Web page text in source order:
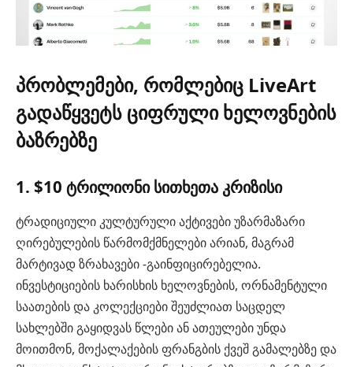
პრობლემები, რომლებიც LiveArt
გადაწყვეტს ციფრული ხელოვნების
ბაზრებზე
1. $10 ტრილიონი სითხეთა კრიზისი
ტრადიციული კულტურული აქტივები უზარმაზარი
ღირებულების წარმომქმნელები არიან, მაგრამ
მარტივად ზრახავები -გაინფიცირებელია.
ინვესტიციების ხარისხის ხელოვნების, ორნამენტული
საათების და კოლექციები შეუძლიათ საცდელ
სახლებში გაყიდვას წლები ან ათეულები უნდა
მოითმონ, მოქალაქების ფრანგბის ქვეშ გამალებზე და